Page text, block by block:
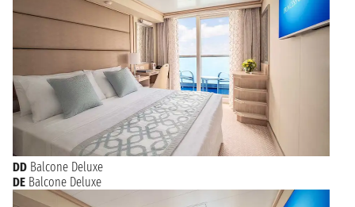
DD Balcone Deluxe
DE Balcone Deluxe